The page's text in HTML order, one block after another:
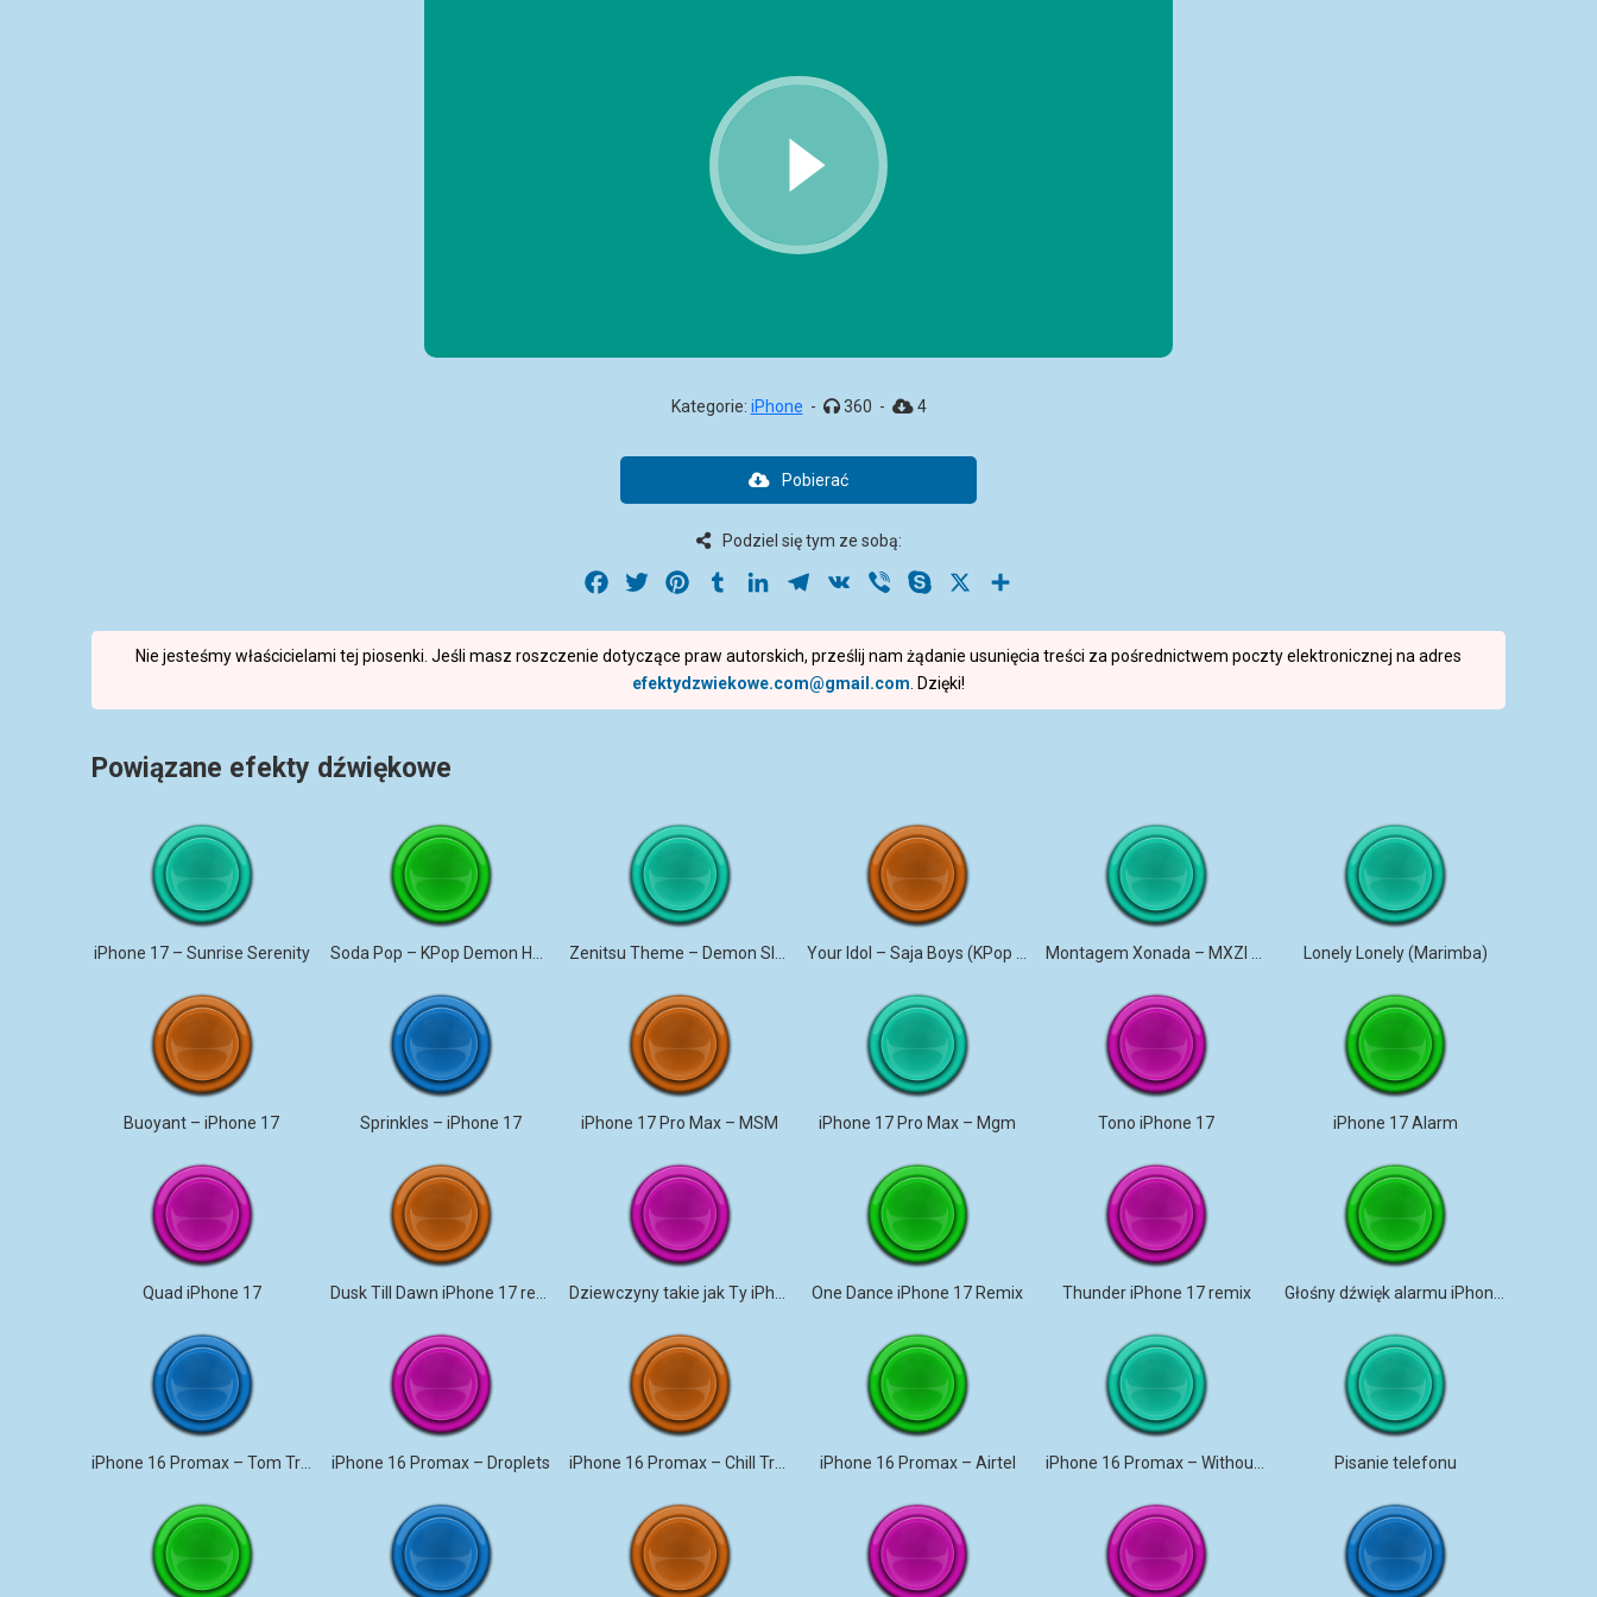
Kategorie: iPhone - 360 - 4
Pobierać
Podziel się tym ze sobą:
Facebook
Twitter PinterestTumblrLinkedInTelegram
VK Viber Skype
Nie jesteśmy właścicielami tej piosenki. Jeśli masz roszczenie dotyczące praw autorskich, prześlij nam żądanie usunięcia treści za pośrednictwem poczty elektronicznej na adres
efektydzwiekowe.com@gmail.com . Dzięki!
Powiązane efekty dźwiękowe
iPhone 17 – Sunrise Serenity Lonely Lonely (Marimba)
Buoyant – iPhone 17 Sprinkles – iPhone 17 iPhone 17 Pro Max – MSM iPhone 17 Pro Max – Mgm Tono iPhone 17 iPhone 17 Alarm
Quad iPhone 17 One Dance iPhone 17 Remix Thunder iPhone 17 remix
iPhone 16 Promax – Droplets iPhone 16 Promax – Chill Trap iPhone 16 Promax – Airtel Pisanie telefonu